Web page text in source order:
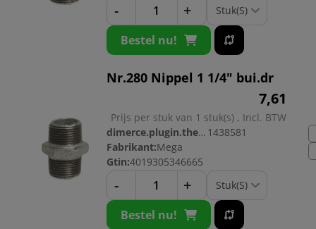
- +
Bestel nu!
Nr.280 Nippel 1 1/4" bui.dr
7,61
Prijs per stuk van 1 stuk(s) , Incl. BTW
dimerce.plugin.theme.productnr: 1438581
Fabrikant:Mega
Gtin:4019305346665
- +
Bestel nu!